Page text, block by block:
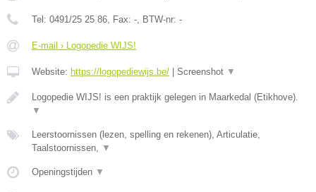
Tel: 0491/25 25 86, Fax: -, BTW-nr: -
E-mail › Logopedie WIJS!
Website: https://logopediewijs.be/ Screenshot ▼
Logopedie WIJS! is een praktijk gelegen in Maarkedal (Etikhove).
▼
Leerstoornissen (lezen, spelling en rekenen), Articulatie,
Taalstoornissen, ▼
Openingstijden ▼